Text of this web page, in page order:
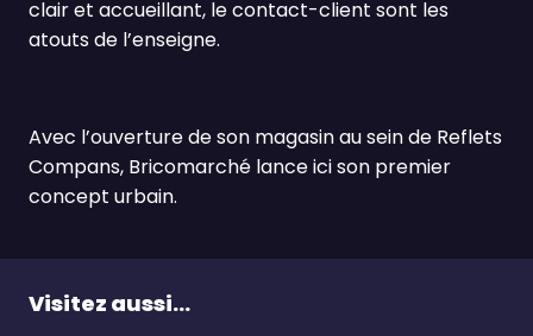
clair et accueillant, le contact-client sont les
atouts de l’enseigne.
Avec l’ouverture de son magasin au sein de Reflets
Compans, Bricomarché lance ici son premier
concept urbain.
Visitez aussi...